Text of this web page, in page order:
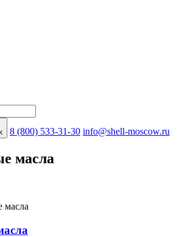
8 (800) 533-31-30 info@shell-moscow.ru
масла
масла